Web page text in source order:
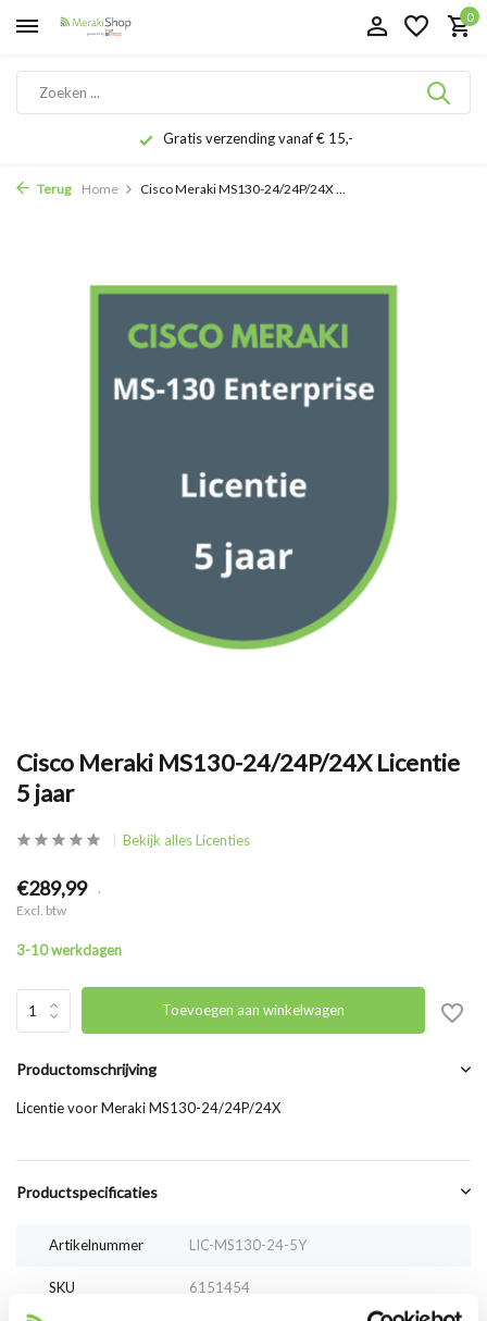
0
Gratis verzending vanaf € 15,-
Terug Home Cisco Meraki MS130-24/24P/24X ...
Cisco Meraki MS130-24/24P/24X Licentie
5 jaar
Bekijk alles Licenties
€289,99 .
Excl. btw
3-10 werkdagen
Toevoegen aan winkelwagen
Productomschrijving
Licentie voor Meraki MS130-24/24P/24X
Productspecificaties
Artikelnummer LIC-MS130-24-5Y
SKU 6151454